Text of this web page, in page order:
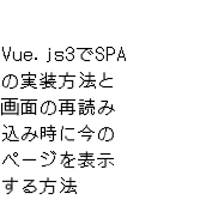
Vue.js3でSPA
の実装方法と
画面の再読み
込み時に今の
ページを表示
する方法